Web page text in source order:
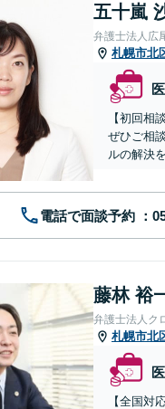
五十嵐
弁護士法人広
札幌市北
【初回相
ぜひご相
ルの解決
電話で面談予約
藤林 裕
弁護士法人ク
札幌市北
【全国対